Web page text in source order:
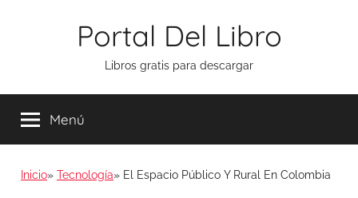
Portal Del Libro
Libros gratis para descargar
Menú
Inicio Tecnología El Espacio Público Y Rural En Colombia